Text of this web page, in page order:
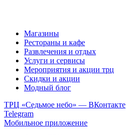
Магазины
Рестораны и кафе
Развлечения и отдых
Услуги и сервисы
Мероприятия и акции трц
Скидки и акции
Модный блог
ТРЦ «Седьмое небо» — ВКонтакте
Telegram
Мобильное приложение